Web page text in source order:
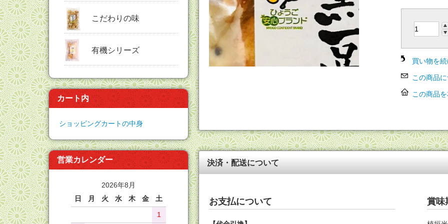
買い物を
この商品
この商品
決済・配送について
お支払について 賞味
こだわりの味
有機シリーズ
カート内
ショッピングカートの中身
営業カレンダー
2026年8月
日
月 火 水 木 金
土
1